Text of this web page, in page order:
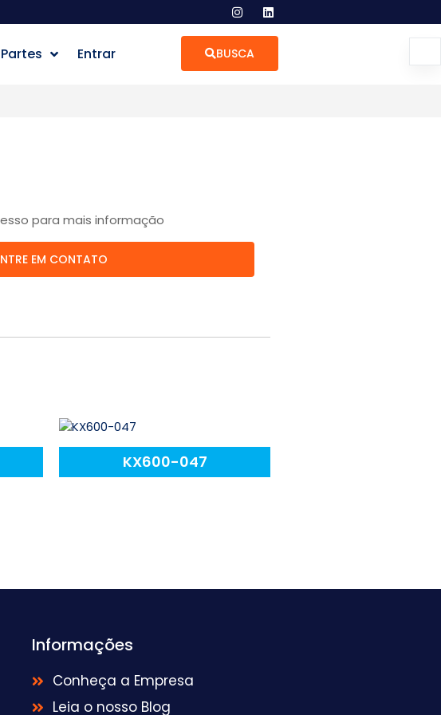
Partes Entrar BUSCA
para mais informação
EM CONTATO
KX600-047
Informações
Conheça a Empresa
Leia o nosso Blog